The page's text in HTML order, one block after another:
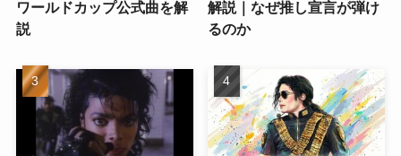
ワールドカップ公式曲を解
説
解説｜なぜ推し宣言が弾け
るのか